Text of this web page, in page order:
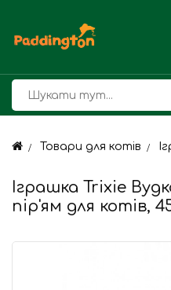
Товари для котів
Іграшка Trixie
пір'ям для котів,